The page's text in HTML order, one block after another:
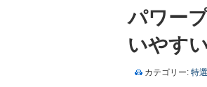
パワー
いやす
カテゴリー: 特